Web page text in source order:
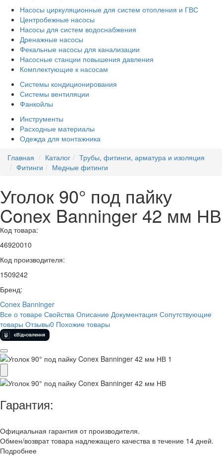
Насосы циркуляционные для систем отопления и ГВС
Центробежные насосы
Насосы для систем водоснабжения
Дренажные насосы
Фекальные насосы для канализации
Насосные станции повышения давления
Комплектующие к насосам
Системы кондиционирования
Системы вентиляции
Фанкойлы
Инструменты
Расходные материалы
Одежда для монтажника
Главная
Каталог
Трубы, фитинги, арматура и изоляция
Фитинги
Медные фитинги
Уголок 90° под пайку
Conex Banninger 42 мм НВ
Код товара:
46920010
Код производителя:
1509242
Бренд:
Conex Banninger
Все о товаре Свойства Описание Документация Сопутствующие
товары Отзывы0 Похожие товары
Гарантия:
Официальная гарантия от производителя.
Обмен/возврат товара надлежащего качества в течение 14 дней.
Подробнее